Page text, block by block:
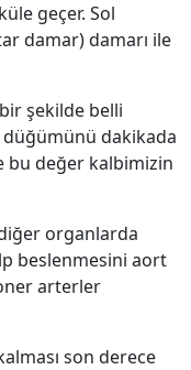
geçer. Sol
damar) damarı ile
şekilde belli
düğümünü dakikada
bu değer kalbimizin
organlarda
beslenmesini aort
arterler
son derece